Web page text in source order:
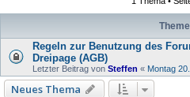
Regeln zur Benutzung des
Dreipage (AGB)
Letzter Beitrag von Steffen « Montag
Neues Thema